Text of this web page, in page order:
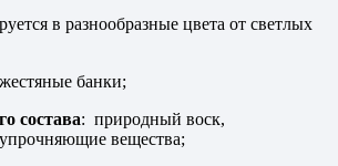
в разнообразные цвета от светлых
жестяные банки;
состава: природный воск,
вещества;